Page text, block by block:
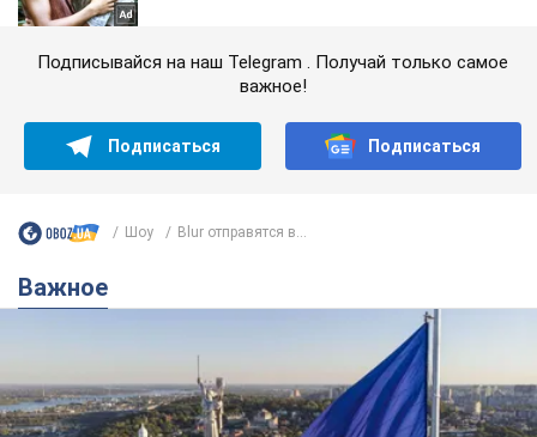
Подписывайся на наш Telegram . Получай только самое
важное!
Подписаться Подписаться
Шоу Blur отправятся в...
Важное